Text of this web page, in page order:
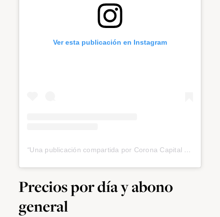
Ver esta publicación en Instagram
Una publicación compartida por Corona Capital (@coronacapital)
Precios por día y abono
general